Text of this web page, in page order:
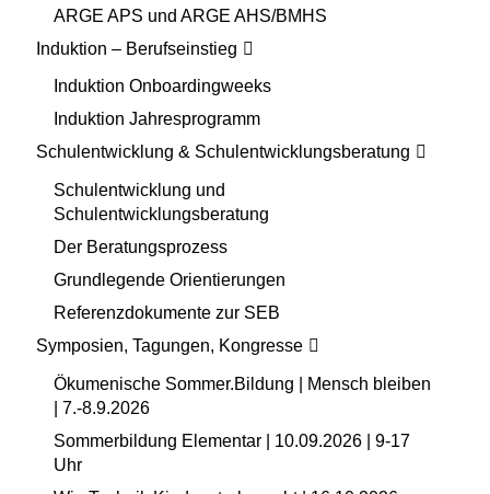
ARGE APS und ARGE AHS/BMHS
Induktion – Berufseinstieg
Induktion Onboardingweeks
Induktion Jahresprogramm
Schulentwicklung & Schulentwicklungsberatung
Schulentwicklung und
Schulentwicklungsberatung
Der Beratungsprozess
Grundlegende Orientierungen
Referenzdokumente zur SEB
Symposien, Tagungen, Kongresse
Ökumenische Sommer.Bildung | Mensch bleiben
| 7.-8.9.2026
Sommerbildung Elementar | 10.09.2026 | 9-17
Uhr